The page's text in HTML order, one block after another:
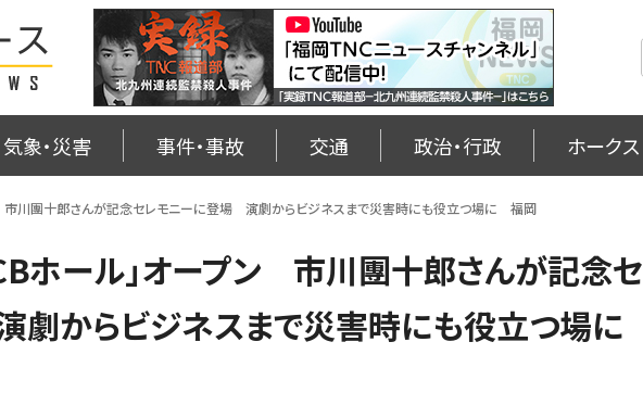
気象・災害 事件・事故 交通 政治・行政 ホークス
市川團十郎さんが記念セレモニーに登場 演劇からビジネスまで災害時にも役立つ場に 福岡
ホール」オープン 市川團十郎さんが記念セ
からビジネスまで災害時にも役立つ場に